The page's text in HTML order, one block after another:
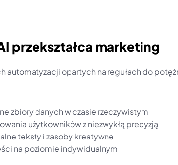
przekształca marketing
automatyzacji opartych na regułach do
zbiory danych w czasie rzeczywistym
użytkowników z niezwykłą precyzją
teksty i zasoby kreatywne
na poziomie indywidualnym